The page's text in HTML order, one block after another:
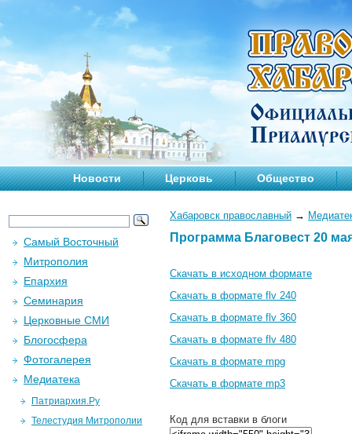
Новости Церковь Общество
Хабаровск православный →
Программа Благовест 20
Скачать в исходном формате
Скачать в формате flv 240
Скачать в формате flv 360
Скачать в формате flv 480
Скачать в формате mpg
Скачать в формате mp3
Код для вставки в блоги
Самый Восточный
Митрополия
Епархия
Семинария
Церковные СМИ
Блогосфера
Фотогалерея
Медиатека
Патриархия.Ру
Телестудия Митрополии